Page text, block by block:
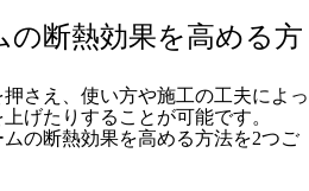
の断熱効果を高める方
さえ、使い方や施工の工夫によっ
げたりすることが可能です。
の断熱効果を高める方法を2つご